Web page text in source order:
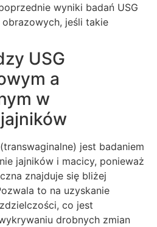
wyniki badań USG
jeśli takie
USG
a
w
jest badaniem
jajników i macicy, ponieważ
znajduje się bliżej
to na uzyskanie
co jest
drobnych zmian